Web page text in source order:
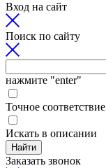
Вход на сайт
Поиск по сайту
нажмите "enter"
Точное соответствие
Искать в описании
Найти
Заказать звонок